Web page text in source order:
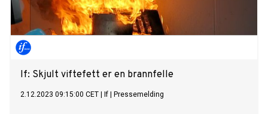
If: Skjult viftefett er en brannfelle
2.12.2023 09:15:00 CET If Pressemelding